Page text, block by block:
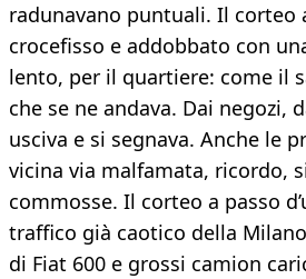
radunavano puntuali. Il corteo
crocefisso e addobbato con
lento, per il quartiere: come il
che se ne andava. Dai negozi,
usciva e si segnava. Anche le
vicina via malfamata, ricordo,
commosse. Il corteo a passo
traffico già caotico della
di Fiat 600 e grossi camion